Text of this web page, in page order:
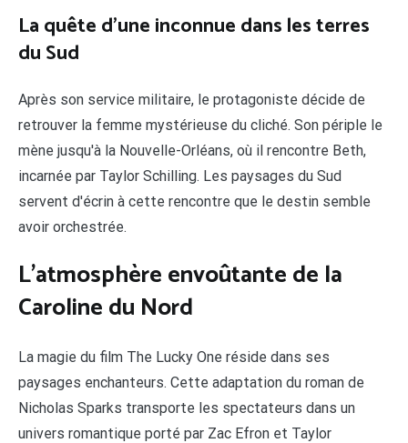
La quête d'une inconnue dans les terres
du Sud
Après son service militaire, le protagoniste décide de
retrouver la femme mystérieuse du cliché. Son périple le
mène jusqu'à la Nouvelle-Orléans, où il rencontre Beth,
incarnée par Taylor Schilling. Les paysages du Sud
servent d'écrin à cette rencontre que le destin semble
avoir orchestrée.
L'atmosphère envoûtante de la
Caroline du Nord
La magie du film The Lucky One réside dans ses
paysages enchanteurs. Cette adaptation du roman de
Nicholas Sparks transporte les spectateurs dans un
univers romantique porté par Zac Efron et Taylor